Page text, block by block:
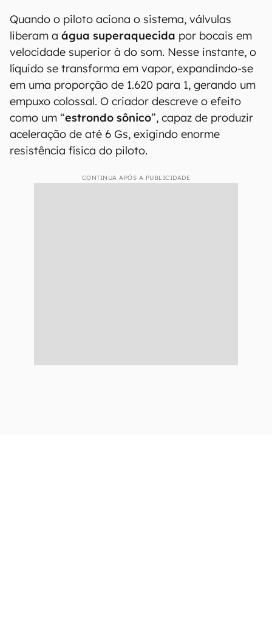
Quando o piloto aciona o sistema, válvulas
liberam a água superaquecida por bocais em
velocidade superior à do som. Nesse instante, o
líquido se transforma em vapor, expandindo-se
em uma proporção de 1.620 para 1, gerando um
empuxo colossal. O criador descreve o efeito
como um “estrondo sônico”, capaz de produzir
aceleração de até 6 Gs, exigindo enorme
resistência física do piloto.
CONTINUA APÓS A PUBLICIDADE